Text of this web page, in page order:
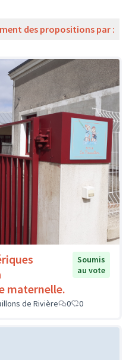
des propositions par :
maternelle.
Soumis
au vote
de Rivière 0 0